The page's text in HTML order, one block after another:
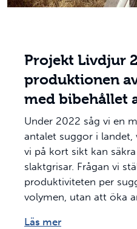
Projekt Livdjur
produktionen
med bibehållet
Under 2022 såg vi en
antalet suggor i landet,
vi på kort sikt kan
slaktgrisar. Frågan vi
produktiviteten per
volymen, utan att öka
Läs mer